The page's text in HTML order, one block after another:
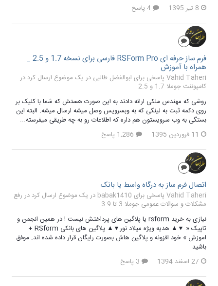
8 تیر 1395
فرم ساز حرفه ای RSForm Pro فارسی برای نسخه 1.7 و 2.5 _
همراه با آموزش
Vahid Taheri پاسخی برای ابوالفضل طالبی در یک موضوع ارسال کرد در
کامپوننت جوملا 1.7 و 2.5
روشی که مهندس ملکی ارائه دادند به این صورت هستش که شما با کلیک بر
روی دکمه ثبت به لینکی که به وبسرویس وصل میشه ارسال میشه. البته این
بستگی به وب سرویستون هم داره که اطلاعات رو به چه طریقی میفرسته...
11 فروردین 1395
اتصال فرم ساز به درگاه واسط یا بانک
Vahid Taheri پاسخی برای babak1410 در یک موضوع ارسال کرد در
رفع
مشکلات و سوالات عمومی جوملا 3 تا 3.9
نیازی به خرید rsform یا پلاگین های پرداختش نیست ! در همین انجمن و
تاپیک « ▼▲ هدیه ویژه میلاد نور▼▲ پلاگین های بانکی RSform +
اموزش » خود افزونه و پلاگین هاش بصورت رایگان قرار داده شده اند. موفق
باشید
27 اسفند 1394